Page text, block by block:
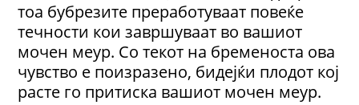
тоа бубрезите преработуваат повеќе
течности кои завршуваат во вашиот
мочен меур. Со текот на бременоста ова
чувство е поизразено, бидејќи плодот кој
расте го притиска вашиот мочен меур.